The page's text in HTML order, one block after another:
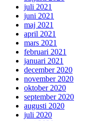
juli 2021
juni 2021
maj 2021
april 2021
mars 2021
februari 2021
januari 2021
december 2020
november 2020
oktober 2020
september 2020
augusti 2020
juli 2020